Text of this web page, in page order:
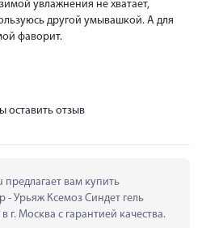
увлажнения не хватает,
другой умывашкой. А для
фаворит.
оставить отзыв
предлагает вам купить
Урьяж Ксемоз Синдет гель
Москва с гарантией качества.